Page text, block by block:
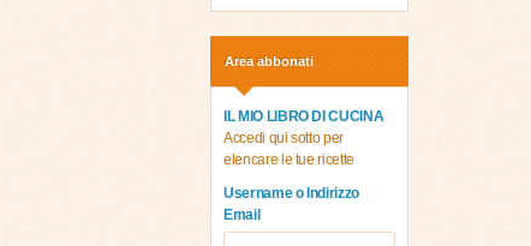
Area abbonati
IL MIO LIBRO DI CUCINA
Accedi qui sotto per
elencare le tue ricette
Username o Indirizzo
Email